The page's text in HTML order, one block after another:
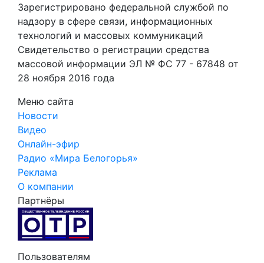
Зарегистрировано федеральной службой по
надзору в сфере связи, информационных
технологий и массовых коммуникаций
Свидетельство о регистрации средства
массовой информации ЭЛ № ФС 77 - 67848 от
28 ноября 2016 года
Меню сайта
Новости
Видео
Онлайн-эфир
Радио «Мира Белогорья»
Реклама
О компании
Партнёры
Пользователям